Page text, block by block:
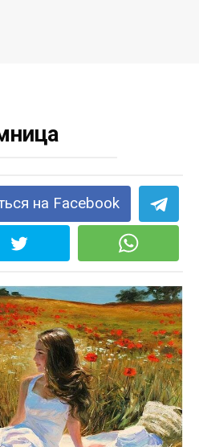
на Facebook